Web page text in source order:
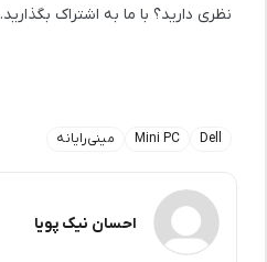
نظری دارید؟ با ما به اشتراک بگذارید.
Dell
Mini PC مینی‌رایانه
احسان نیک پویا